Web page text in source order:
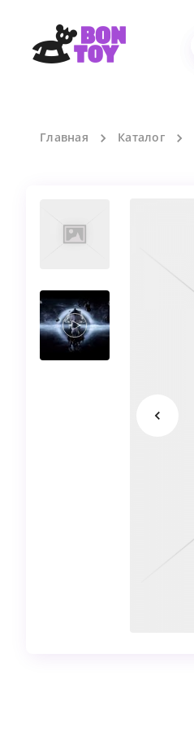
Главная Каталог